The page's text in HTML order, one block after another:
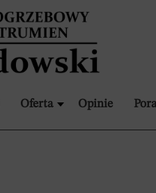
Oferta Opinie